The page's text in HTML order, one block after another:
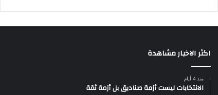
اكثر الاخبار مشاهدة
منذ 4 أيام
الانتخابات ليست أزمة صناديق بل أزمة ثقة